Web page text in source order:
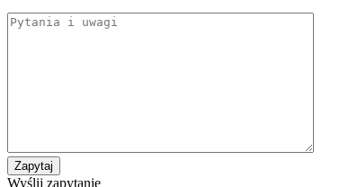
Wyślij zapytanie